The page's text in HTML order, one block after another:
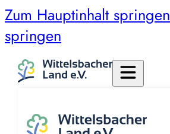
Zum Hauptinhalt springen
springen